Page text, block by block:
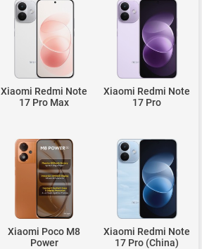
Xiaomi Redmi Note
17 Pro Max
Xiaomi Redmi Note
17 Pro
Xiaomi Poco M8
Power
Xiaomi Redmi Note
17 Pro (China)